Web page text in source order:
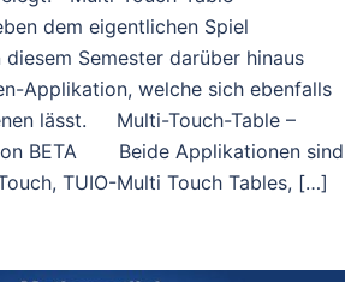
dem eigentlichen Spiel
Semester darüber hinaus
Applikation, welche sich ebenfalls
lässt. Multi-Touch-Table –
BETA Beide Applikationen sind
TUIO-Multi Touch Tables, […]